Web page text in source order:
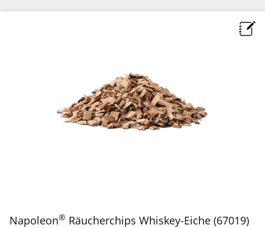
Napoleon® Räucherchips Whiskey-Eiche (67019)